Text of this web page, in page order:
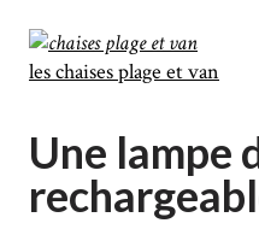
les chaises plage et van
Une lampe